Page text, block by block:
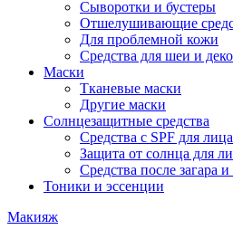
Сыворотки и бустеры
Отшелушивающие
Для проблемной кожи
Средства для шеи и
Маски
Тканевые маски
Другие маски
Солнцезащитные средства
Средства с SPF для лица
Защита от солнца для
Средства после загара и
Тоники и эссенции
Макияж